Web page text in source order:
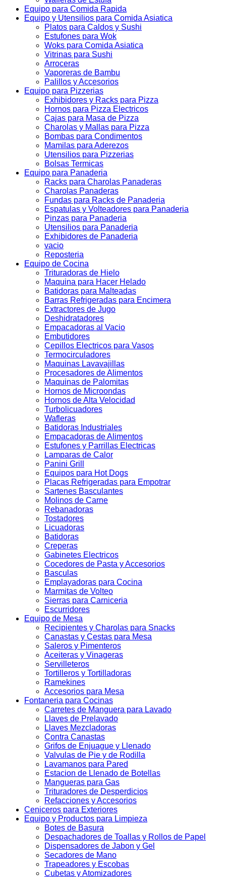
Equipo para Comida Rapida
Equipo y Utensilios para Comida Asiatica
Platos para Caldos y Sushi
Estufones para Wok
Woks para Comida Asiatica
Vitrinas para Sushi
Arroceras
Vaporeras de Bambu
Palillos y Accesorios
Equipo para Pizzerias
Exhibidores y Racks para Pizza
Hornos para Pizza Electricos
Cajas para Masa de Pizza
Charolas y Mallas para Pizza
Bombas para Condimentos
Mamilas para Aderezos
Utensilios para Pizzerias
Bolsas Termicas
Equipo para Panaderia
Racks para Charolas Panaderas
Charolas Panaderas
Fundas para Racks de Panaderia
Espatulas y Volteadores para Panaderia
Pinzas para Panaderia
Utensilios para Panaderia
Exhibidores de Panaderia
vacio
Reposteria
Equipo de Cocina
Trituradoras de Hielo
Maquina para Hacer Helado
Batidoras para Malteadas
Barras Refrigeradas para Encimera
Extractores de Jugo
Deshidratadores
Empacadoras al Vacio
Embutidores
Cepillos Electricos para Vasos
Termocirculadores
Maquinas Lavavajillas
Procesadores de Alimentos
Maquinas de Palomitas
Hornos de Microondas
Hornos de Alta Velocidad
Turbolicuadores
Wafleras
Batidoras Industriales
Empacadoras de Alimentos
Estufones y Parrillas Electricas
Lamparas de Calor
Panini Grill
Equipos para Hot Dogs
Placas Refrigeradas para Empotrar
Sartenes Basculantes
Molinos de Carne
Rebanadoras
Tostadores
Licuadoras
Batidoras
Creperas
Gabinetes Electricos
Cocedores de Pasta y Accesorios
Basculas
Emplayadoras para Cocina
Marmitas de Volteo
Sierras para Carniceria
Escurridores
Equipo de Mesa
Recipientes y Charolas para Snacks
Canastas y Cestas para Mesa
Saleros y Pimenteros
Aceiteras y Vinageras
Servilleteros
Tortilleros y Tortilladoras
Ramekines
Accesorios para Mesa
Fontaneria para Cocinas
Carretes de Manguera para Lavado
Llaves de Prelavado
Llaves Mezcladoras
Contra Canastas
Grifos de Enjuague y Llenado
Valvulas de Pie y de Rodilla
Lavamanos para Pared
Estacion de Llenado de Botellas
Mangueras para Gas
Trituradores de Desperdicios
Refacciones y Accesorios
Ceniceros para Exteriores
Equipo y Productos para Limpieza
Botes de Basura
Despachadores de Toallas y Rollos de Papel
Dispensadores de Jabon y Gel
Secadores de Mano
Trapeadores y Escobas
Cubetas y Atomizadores